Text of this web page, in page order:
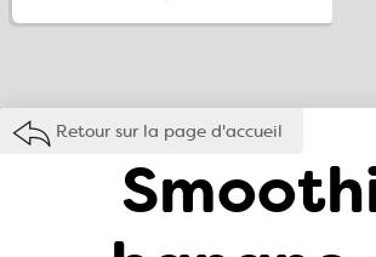
Retour sur la page d'accueil